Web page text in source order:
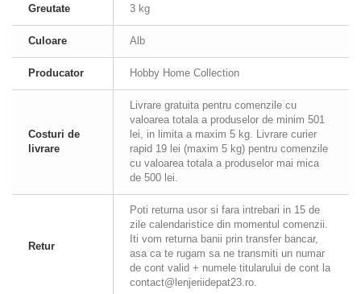
Greutate 3 kg
Culoare Alb
Producator Hobby Home Collection
Costuri de
livrare
Livrare gratuita pentru comenzile cu
valoarea totala a produselor de minim 501
lei, in limita a maxim 5 kg. Livrare curier
rapid 19 lei (maxim 5 kg) pentru comenzile
cu valoarea totala a produselor mai mica
de 500 lei.
Retur
Poti returna usor si fara intrebari in 15 de
zile calendaristice din momentul comenzii.
Iti vom returna banii prin transfer bancar,
asa ca te rugam sa ne transmiti un numar
de cont valid + numele titularului de cont la
contact@lenjeriidepat23.ro.